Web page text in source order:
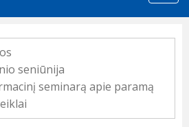
seniūnija
seminarą apie paramą